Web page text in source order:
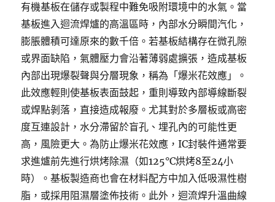
有機基板在儲存或製程中難免吸附環境中的水氣。當
基板進入迴流焊爐的高溫區時，內部水分瞬間汽化，
膨脹體積可達原來的數千倍。若基板結構存在微孔隙
或界面缺陷，氣體壓力會沿著薄弱處擴張，造成基板
內部出現爆裂聲與分層現象，稱為「爆米花效應」。
此效應輕則使基板表面鼓起，重則導致內部導線斷裂
或焊點剝落，直接造成報廢。尤其對於多層板或高密
度互連設計，水分滯留於盲孔、埋孔內的可能性更
高，風險更大。為防止爆米花效應，IC封裝件通常要
求進爐前先進行烘烤除濕（如125°C烘烤8至24小
時）。基板製造商也會在材料配方中加入低吸濕性樹
脂，或採用阻濕層塗佈技術。此外，迴流焊升溫曲線